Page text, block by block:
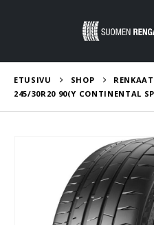
ETUSIVU SHOP RENKAAT
245/30R20 90(Y CONTINENTAL